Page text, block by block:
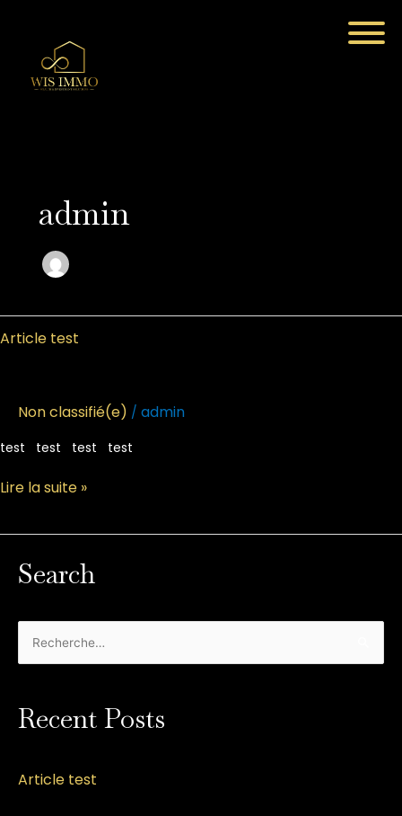
contenu
admin
Article test
Non classifié(e) / admin
test test test test
test
Lire la suite »
Search
e
h
Recent Posts
Article test